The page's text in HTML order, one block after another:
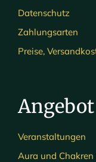
Datenschutz
Zahlungsarten
Preise,
Angebot
Veranstaltungen
Aura und Chakren